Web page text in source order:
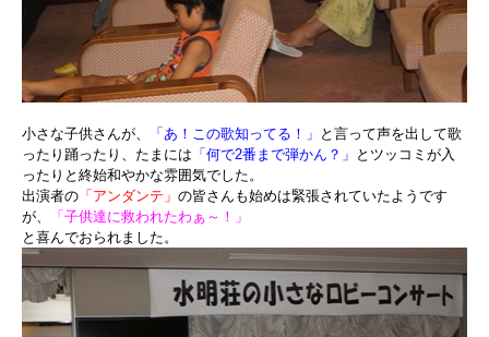
小さな子供さんが、 「あ！この歌知ってる！」 と言って声を出して歌
ったり踊ったり、たまには 「何で2番まで弾かん？」 とツッコミが入
ったりと終始和やかな雰囲気でした。
出演者の 「アンダンテ」 の皆さんも始めは緊張されていたようです
が、
「子供達に救われたわぁ～！」
と喜んでおられました。